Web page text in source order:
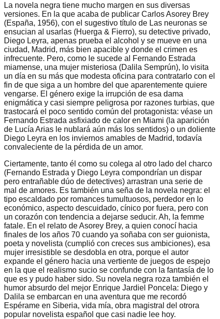
La novela negra tiene mucho margen en sus diversas
versiones. En la que acaba de publicar Carlos Asorey Brey
(España, 1956), con el sugestivo título de Las neuronas se
ensucian al usarlas (Huerga & Fierro), su detective privado,
Diego Leyra, apenas prueba el alcohol y se mueve en una
ciudad, Madrid, más bien apacible y donde el crimen es
infrecuente. Pero, como le sucede al Fernando Estrada
miamense, una mujer misteriosa (Dalila Semprún), lo visita
un día en su más que modesta oficina para contratarlo con el
fin de que siga a un hombre del que aparentemente quiere
vengarse. El género exige la irrupción de esa dama
enigmática y casi siempre peligrosa por razones turbias, que
trastocará el poco sentido común del protagonista: véase un
Fernando Estrada asfixiado de calor en Miami (la aparición
de Lucía Arias le nublará aún más los sentidos) o un doliente
Diego Leyra en los inviernos amables de Madrid, todavía
convaleciente de la pérdida de un amor.
Ciertamente, tanto él como su colega al otro lado del charco
(Fernando Estrada y Diego Leyra compondrían un dispar
pero entrañable dúo de detectives) arrastran una serie de
mal de amores. Es también una seña de la novela negra: el
tipo escaldado por romances tumultuosos, perdedor en lo
económico, aspecto descuidado, cínico por fuera, pero con
un corazón con tendencia a dejarse seducir. Ah, la femme
fatale. En el relato de Asorey Brey, a quien conocí hacia
finales de los años 70 cuando ya soñaba con ser guionista,
poeta y novelista (cumplió con creces sus ambiciones), esa
mujer irresistible se desdobla en otra, porque el autor
expande el género hacia una vertiente de juegos de espejo
en la que el realismo sucio se confunde con la fantasía de lo
que es y pudo haber sido. Su novela negra roza también el
humor absurdo del mejor Enrique Jardiel Poncela: Diego y
Dalila se embarcan en una aventura que me recordó
Espérame en Siberia, vida mía, obra magistral del otrora
popular novelista español que casi nadie lee hoy.